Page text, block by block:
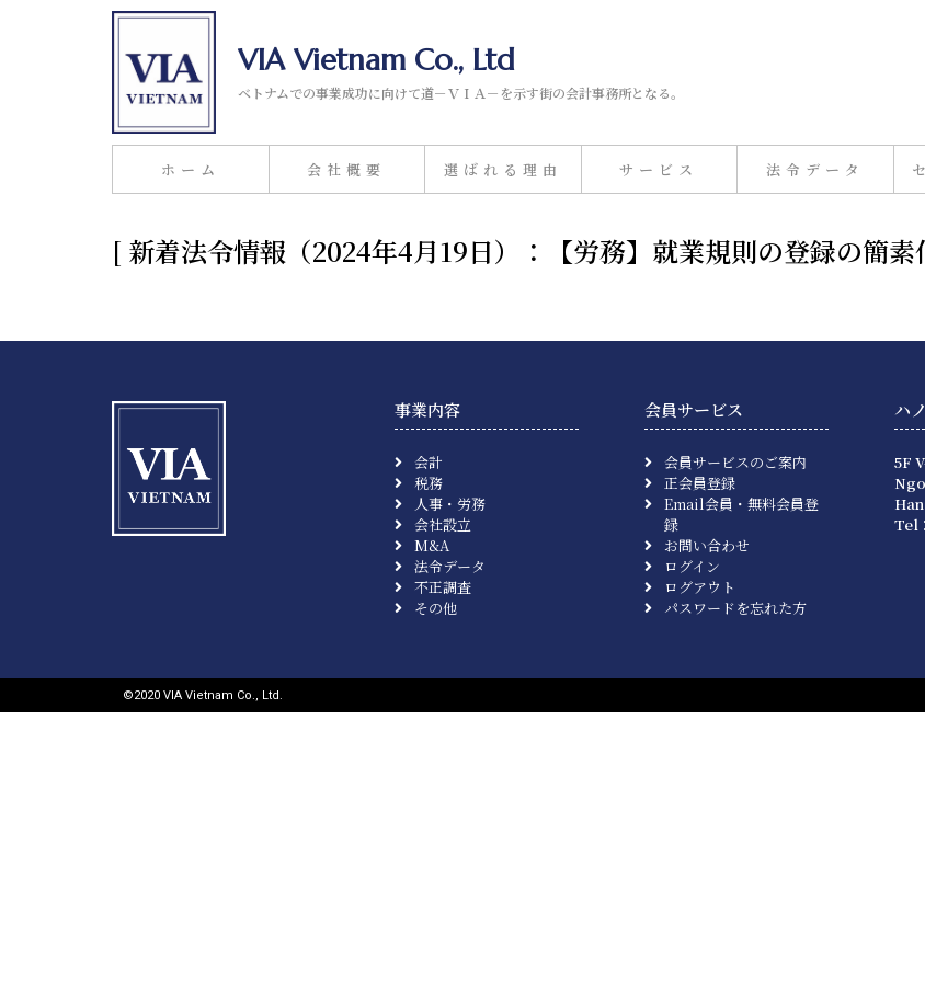
VIA Vietnam Co., Ltd
ベトナムでの事業成功に向けて道－ＶＩＡ－を示す街の会計事務所となる。
ホーム 会社概要 選ばれる理由 サービス 法令データ
[ 新着法令情報（2024年4月19日）：【労務】就業規則の登録の簡
事業内容
会計
税務
人事・労務
会社設立
M&A
法令データ
不正調査
その他
会員サービス
会員サービスのご案内
正会員登録
Email会員・無料会員登
録
お問い合わせ
ログイン
ログアウト
パスワードを忘れた方
ハ
5F
Tel
©︎2020 VIA Vietnam Co., Ltd.